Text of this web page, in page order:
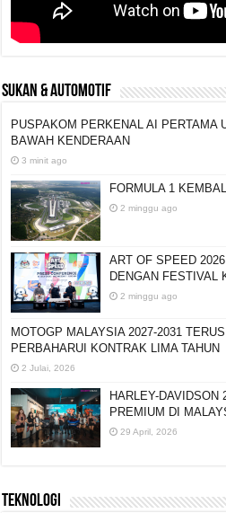
SUKAN & AUTOMOTIF
PUSPAKOM PERKENAL AI PERTAMA
BAWAH KENDERAAN
3 minit ago
FORMULA 1
2 minggu ago
ART OF SPEED
DENGAN FESTIVAL
2 minggu ago
MOTOGP MALAYSIA 2027-2031
PERBAHARUI KONTRAK LIMA TAHUN
2 Julai, 2026
HARLEY-DAVIDSON
PREMIUM DI
29 April, 2026
TEKNOLOGI